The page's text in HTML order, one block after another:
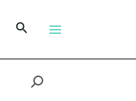
البحث